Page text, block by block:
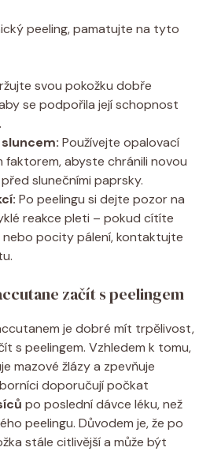
peeling, pamatujte na tyto
svou pokožku dobře
se podpořila její schopnost
Používejte opalovací
faktorem, abyste chránili novou
slunečními paprsky.
Po peelingu si dejte pozor na
reakce pleti – pokud cítíte
nebo pocity pálení, kontaktujte
začít s peelingem
je dobré mít trpělivost,
s peelingem. Vzhledem k tomu,
mazové žlázy a zpevňuje
doporučují počkat
po poslední dávce léku, než
peelingu. Důvodem je, že po
stále citlivější a může být